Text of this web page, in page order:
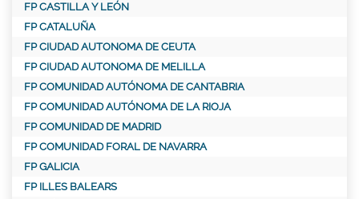
FP CASTILLA Y LEÓN
FP CATALUÑA
FP CIUDAD AUTONOMA DE CEUTA
FP CIUDAD AUTONOMA DE MELILLA
FP COMUNIDAD AUTÓNOMA DE CANTABRIA
FP COMUNIDAD AUTÓNOMA DE LA RIOJA
FP COMUNIDAD DE MADRID
FP COMUNIDAD FORAL DE NAVARRA
FP GALICIA
FP ILLES BALEARS